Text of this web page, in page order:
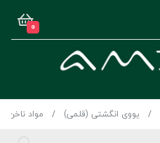
0
یووی انگشتی (قلمی) مواد ناخن